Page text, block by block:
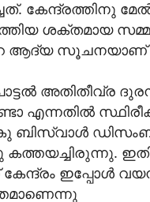
കേന്ദ്രത്തിനു
ശക്തമായ
ആദ്യ
അതിതീവ്ര
എന്നതിൽ
ബിസ്വാൾ
കത്തയച്ചിരുന്നു.
ഇപ്പോൾ